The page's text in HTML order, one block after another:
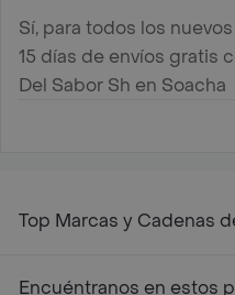
Sí, para todos los
15 días de envíos gratis
Del Sabor Sh en Soacha
Top Marcas y Cadenas
Encuéntranos en estos